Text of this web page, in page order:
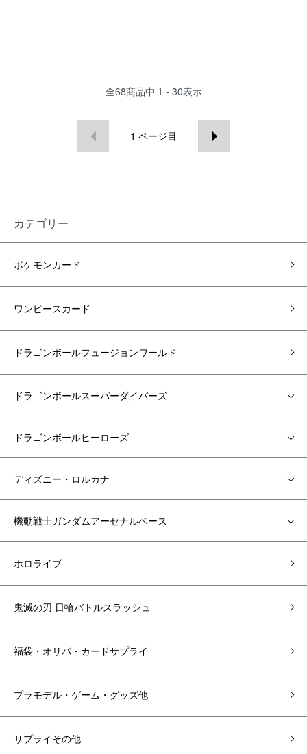
全68商品中 1 - 30表示
1 ページ目
カテゴリー
ポケモンカード
ワンピースカード
ドラゴンボールフュージョンワールド
ドラゴンボールスーパーダイバーズ
ドラゴンボールヒーローズ
ディズニー・ロルカナ
機動戦士ガンダムアーセナルベース
ホロライブ
鬼滅の刃 日輪バトルスラッシュ
福袋・オリパ・カードサプライ
プラモデル・ゲーム・グッズ他
サプライその他